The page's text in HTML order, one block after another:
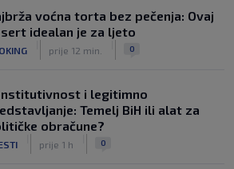
voćna torta bez pečenja: Ovaj
idealan je za ljeto
prije 12 min. 0
i legitimno
Temelj BiH ili alat za
obračune?
prije 1 h 0